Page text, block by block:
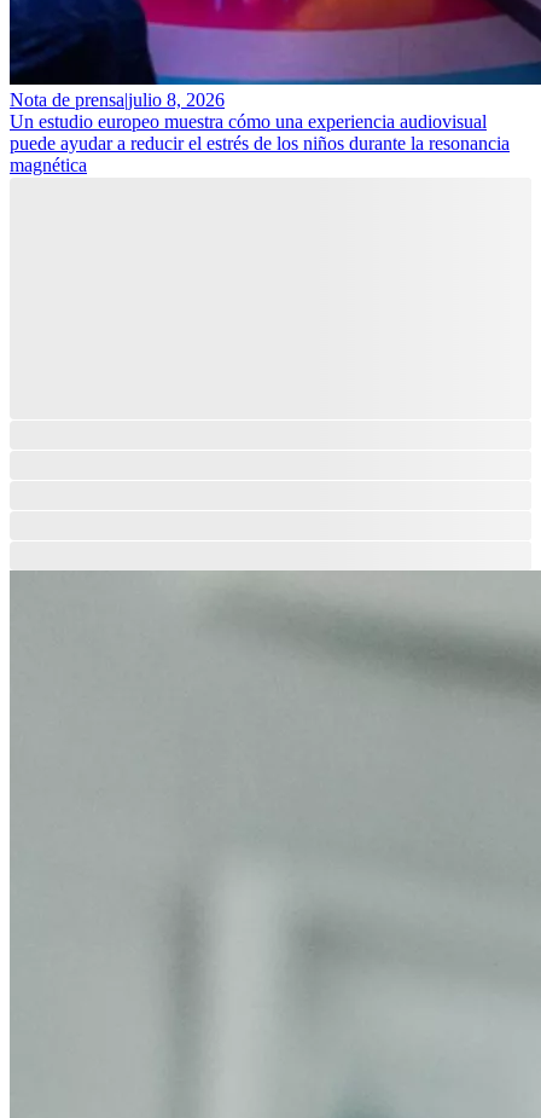
Nota de prensa|julio 8, 2026
Un estudio europeo muestra cómo una experiencia audiovisual
puede ayudar a reducir el estrés de los niños durante la resonancia
magnética